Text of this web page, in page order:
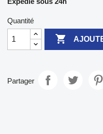
Quantité

Partager